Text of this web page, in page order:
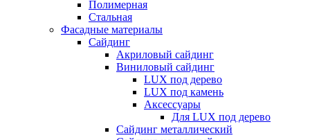
Полимерная
Стальная
Фасадные материалы
Сайдинг
Акриловый сайдинг
Виниловый сайдинг
LUX под дерево
LUX под камень
Аксессуары
Для LUX под дерево
Сайдинг металлический